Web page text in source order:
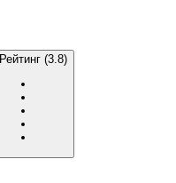
Рейтинг (3.8)